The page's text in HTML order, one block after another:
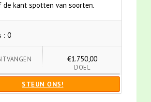
de kant spotten van soorten.
: 0
€1.750,00
DOEL
STEUN ONS!